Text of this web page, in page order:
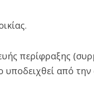
περίφραξης
από